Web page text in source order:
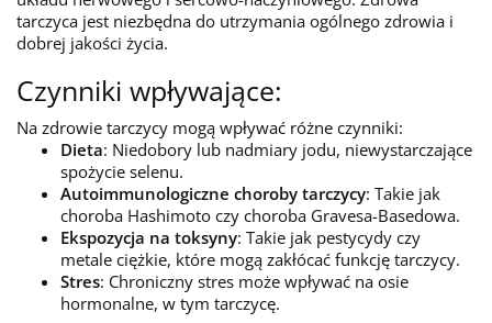
tarczyca jest niezbędna do utrzymania ogólnego zdrowia i
dobrej jakości życia.
Czynniki wpływające:
Na zdrowie tarczycy mogą wpływać różne czynniki:
Dieta: Niedobory lub nadmiary jodu, niewystarczające
spożycie selenu.
Autoimmunologiczne choroby tarczycy: Takie jak
choroba Hashimoto czy choroba Gravesa-Basedowa.
Ekspozycja na toksyny: Takie jak pestycydy czy
metale ciężkie, które mogą zakłócać funkcję tarczycy.
Stres: Chroniczny stres może wpływać na osie
hormonalne, w tym tarczycę.